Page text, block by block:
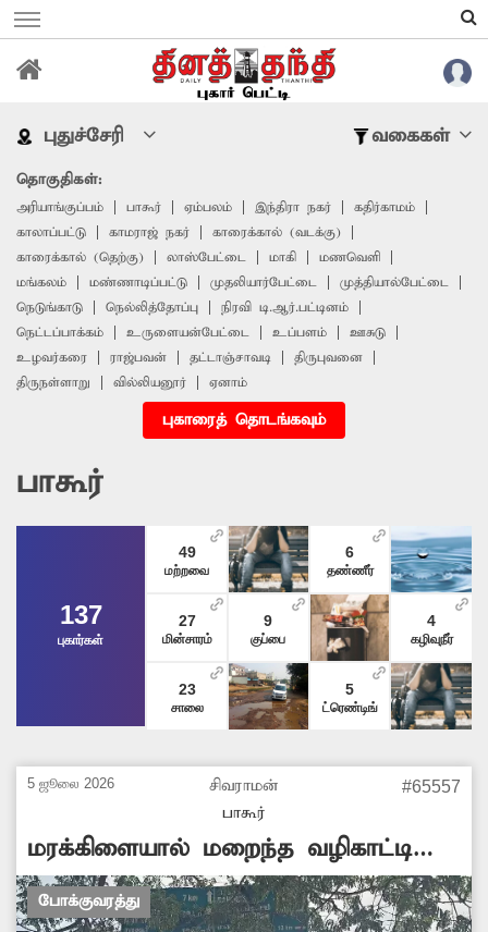
புதுச்சேரி வகைகள்
தொகுதிகள்:
அரியாங்குப்பம் பாகூர் ஏம்பலம் இந்திரா நகர்
கதிர்காமம்
காலாப்பட்டு
காமராஜ் நகர்
காரைக்கால் (வடக்கு)
காரைக்கால் (தெற்கு)
லாஸ்பேட்டை மாகி
மணவெளி
மங்கலம்
மண்ணாடிப்பட்டு முதலியார்பேட்டை
முத்தியால்பேட்டை
நெடுங்காடு
நெல்லித்தோப்பு
நிரவி டி.ஆர்.பட்டினம்
நெட்டப்பாக்கம்
உருளையன்பேட்டை உப்பளம்
ஊசுடு
உழவர்கரை
ராஜ்பவன் தட்டாஞ்சாவடி
திருபுவனை
திருநள்ளாறு
வில்லியனூர் ஏனாம்
புகாரைத் தொடங்கவும்
பாகூர்
137
புகார்கள்
49
மற்றவை
27
மின்சாரம்
23
சாலை
9
குப்பை
6
தண்ணீர்
5
ட்ரெண்டிங்
4
கழிவுநீர்
5 ஜூலை 2026
சிவராமன்
பாகூர்
#65557
மரக்கிளையால் மறைந்த வழிகாட்டி
பலகை
போக்குவரத்து